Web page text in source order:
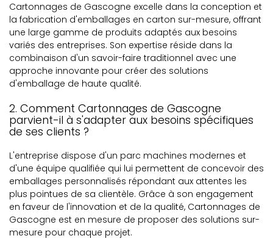
Cartonnages de Gascogne excelle dans la conception et
la fabrication d'emballages en carton sur-mesure, offrant
une large gamme de produits adaptés aux besoins
variés des entreprises. Son expertise réside dans la
combinaison d'un savoir-faire traditionnel avec une
approche innovante pour créer des solutions
d'emballage de haute qualité.
2. Comment Cartonnages de Gascogne
parvient-il à s'adapter aux besoins spécifiques
de ses clients ?
L'entreprise dispose d'un parc machines modernes et
d'une équipe qualifiée qui lui permettent de concevoir des
emballages personnalisés répondant aux attentes les
plus pointues de sa clientèle. Grâce à son engagement
en faveur de l'innovation et de la qualité, Cartonnages de
Gascogne est en mesure de proposer des solutions sur-
mesure pour chaque projet.